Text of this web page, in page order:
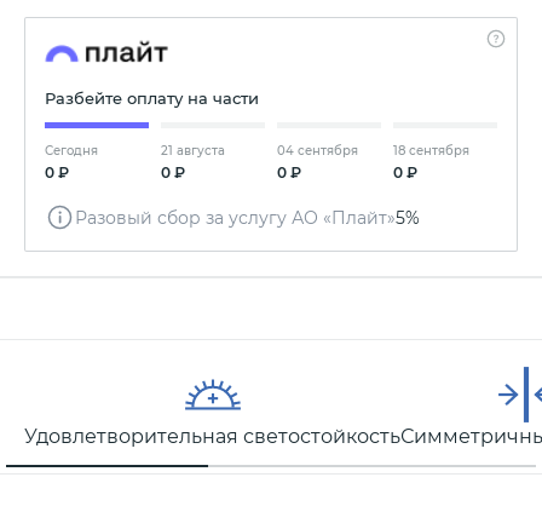
Разбейте оплату на части
Сегодня
0 ₽
21 августа
0 ₽
04 сентября
0 ₽
18 сентября
0 ₽
Разовый сбор за услугу АО «Плайт»5%
Удовлетворительная светостойкость